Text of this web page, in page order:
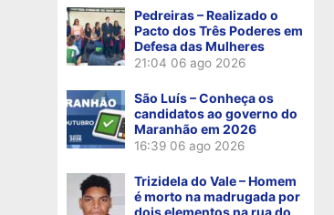
Pedreiras – Realizado o
Pacto dos Três Poderes em
Defesa das Mulheres
21:04 06 ago 2026
São Luís – Conheça os
candidatos ao governo do
Maranhão em 2026
16:39 06 ago 2026
Trizidela do Vale – Homem
é morto na madrugada por
dois elementos na rua do